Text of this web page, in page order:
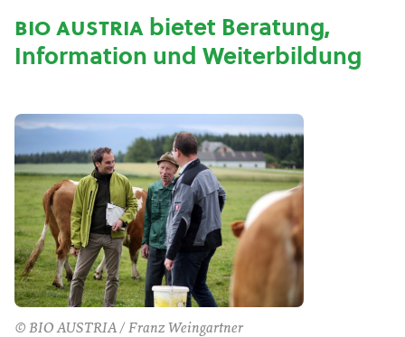
bio austriabietet Beratung,
Information und Weiterbildung
© BIO AUSTRIA / Franz Weingartner